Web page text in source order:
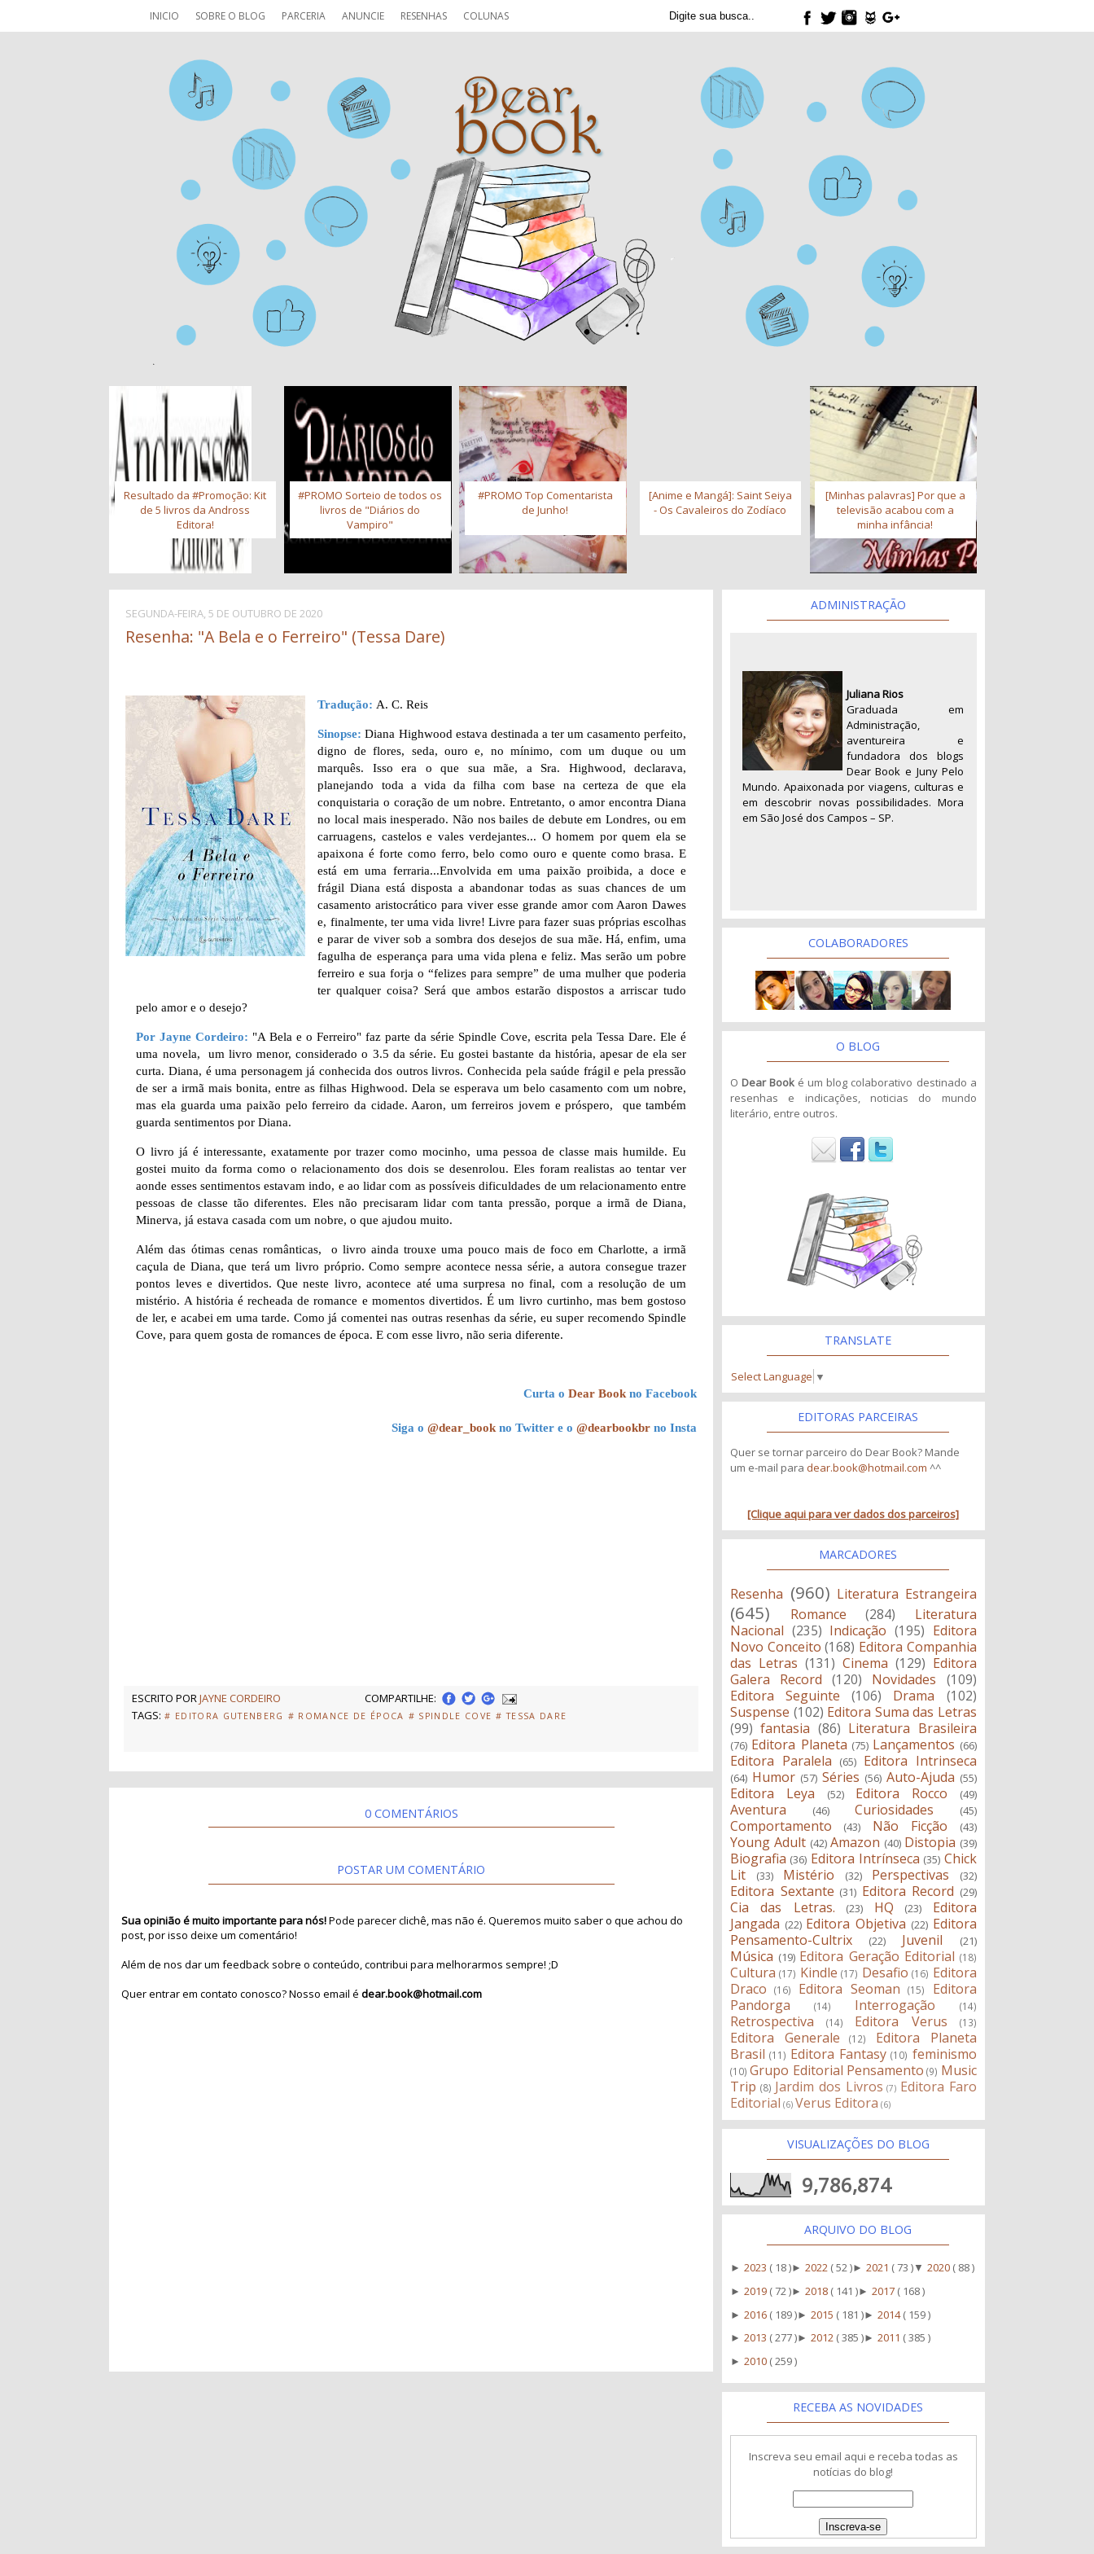
INICIO SOBRE O BLOG PARCERIA ANUNCIE RESENHAS COLUNAS
Resultado da #Promoção: Kit
de 5 livros da Andross
Editora!
#PROMO Sorteio de todos os
livros de "Diários do
Vampiro"
#PROMO Top Comentarista
de Junho!
[Anime e Mangá]: Saint Seiya
- Os Cavaleiros do Zodíaco
[Minhas palavras] Por que a
televisão acabou com a
minha infância!
SEGUNDA-FEIRA, 5 DE OUTUBRO DE 2020
Resenha: "A Bela e o Ferreiro" (Tessa Dare)
Tradução:A. C. Reis
Sinopse: Diana Highwood estava destinada a ter um casamento perfeito,
digno de flores, seda, ouro e, no mínimo, com um duque ou um
marquês. Isso era o que sua mãe, a Sra. Highwood, declarava,
planejando toda a vida da filha com base na certeza de que ela
conquistaria o coração de um nobre. Entretanto, o amor encontra Diana
no local mais inesperado. Não nos bailes de debute em Londres, ou em
carruagens, castelos e vales verdejantes... O homem por quem ela se
apaixona é forte como ferro, belo como ouro e quente como brasa. E
está em uma ferraria...Envolvida em uma paixão proibida, a doce e
frágil Diana está disposta a abandonar todas as suas chances de um
casamento aristocrático para viver esse grande amor com Aaron Dawes
e, finalmente, ter uma vida livre! Livre para fazer suas próprias escolhas
e parar de viver sob a sombra dos desejos de sua mãe. Há, enfim, uma
fagulha de esperança para uma vida plena e feliz. Mas serão um pobre
ferreiro e sua forja o “felizes para sempre” de uma mulher que poderia
ter qualquer coisa? Será que ambos estarão dispostos a arriscar tudo
pelo amor e o desejo?
Por Jayne Cordeiro: "A Bela e o Ferreiro" faz parte da série Spindle Cove, escrita pela Tessa Dare. Ele é
uma novela, um livro menor, considerado o 3.5 da série. Eu gostei bastante da história, apesar de ela ser
curta. Diana, é uma personagem já conhecida dos outros livros. Conhecida pela saúde frágil e pela pressão
de ser a irmã mais bonita, entre as filhas Highwood. Dela se esperava um belo casamento com um nobre,
mas ela guarda uma paixão pelo ferreiro da cidade. Aaron, um ferreiros jovem e próspero, que também
guarda sentimentos por Diana.
O livro já é interessante, exatamente por trazer como mocinho, uma pessoa de classe mais humilde. Eu
gostei muito da forma como o relacionamento dos dois se desenrolou. Eles foram realistas ao tentar ver
aonde esses sentimentos estavam indo, e ao lidar com as possíveis dificuldades de um relacionamento entre
pessoas de classe tão diferentes. Eles não precisaram lidar com tanta pressão, porque a irmã de Diana,
Minerva, já estava casada com um nobre, o que ajudou muito.
Além das ótimas cenas românticas, o livro ainda trouxe uma pouco mais de foco em Charlotte, a irmã
caçula de Diana, que terá um livro próprio. Como sempre acontece nessa série, a autora consegue trazer
pontos leves e divertidos. Que neste livro, acontece até uma surpresa no final, com a resolução de um
mistério. A história é recheada de romance e momentos divertidos. É um livro curtinho, mas bem gostoso
de ler, e acabei em uma tarde. Como já comentei nas outras resenhas da série, eu super recomendo Spindle
Cove, para quem gosta de romances de época. E com esse livro, não seria diferente.
Curta oDear Book no Facebook
Siga o@dear_book no Twitter e o@dearbookbr no Insta
ESCRITO PORJAYNE CORDEIRO
COMPARTILHE:
TAGS: # EDITORA GUTENBERG # ROMANCE DE ÉPOCA # SPINDLE COVE # TESSA DARE
0 COMENTÁRIOS
POSTAR UM COMENTÁRIO
Sua opinião é muito importante para nós!Pode parecer clichê, mas não é. Queremos muito saber o que achou do
post, por isso deixe um comentário!
Além de nos dar um feedback sobre o conteúdo, contribui para melhorarmos sempre! ;D
Quer entrar em contato conosco? Nosso email édear.book@hotmail.com
ADMINISTRAÇÃO
Juliana Rios
Graduada em
Administração,
aventureira e
fundadora dos blogs
Dear Book e Juny Pelo
Mundo. Apaixonada por viagens, culturas e
em descobrir novas possibilidades. Mora
em São José dos Campos – SP.
COLABORADORES
O BLOG
O Dear Book é um blog colaborativo destinado a
resenhas e indicações, noticias do mundo
literário, entre outros.
TRANSLATE
Select Language ▼
EDITORAS PARCEIRAS
Quer se tornar parceiro do Dear Book? Mande
um e-mail para dear.book@hotmail.com ^^
[Clique aqui para ver dados dos parceiros]
MARCADORES
Resenha (960) Literatura Estrangeira
(645) Romance (284)
Literatura
Nacional (235) Indicação (195) Editora
Novo Conceito (168) Editora Companhia
das Letras (131) Cinema (129) Editora
Galera Record
(120) Novidades
(109)
Editora Seguinte
(106) Drama
(102)
Suspense (102) Editora Suma das Letras
(99) fantasia (86) Literatura Brasileira
(76) Editora Planeta (75) Lançamentos (66)
Editora Paralela (65) Editora Intrinseca
(64) Humor (57) Séries (56) Auto-Ajuda (55)
Editora Leya (52) Editora Rocco (49)
Aventura (46) Curiosidades (45)
Comportamento (43) Não Ficção (43)
Young Adult (42) Amazon (40) Distopia (39)
Biografia (36) Editora Intrínseca (35) Chick
Lit
(33) Mistério (32) Perspectivas (32)
Editora Sextante (31) Editora Record (29)
Cia das Letras. (23) HQ (23)
Editora
Jangada (22) Editora Objetiva (22) Editora
Pensamento-Cultrix
(22) Juvenil (21)
Música (19) Editora Geração Editorial (18)
Cultura (17) Kindle (17) Desafio (16) Editora
Draco
(16) Editora Seoman (15)
Editora
Pandorga
(14) Interrogação (14)
Retrospectiva (14) Editora Verus (13)
Editora Generale (12)
Editora Planeta
Brasil (11) Editora Fantasy (10) feminismo
(10) Grupo Editorial Pensamento (9) Music
Trip (8) Jardim dos Livros (7) Editora Faro
Editorial (6) Verus Editora (6)
VISUALIZAÇÕES DO BLOG
9,786,874
ARQUIVO DO BLOG
►2023 ( 18 )►2022 ( 52 )►2021 ( 73 ) ▼2020 ( 88 )
►2019 ( 72 )►2018 ( 141 )►2017 ( 168 )
►2016 ( 189 )►2015 ( 181 )►2014( 159 )
►2013 ( 277 )►2012 ( 385 )►2011 ( 385 )
►2010 ( 259 )
RECEBA AS NOVIDADES
Inscreva seu email aqui e receba todas as
notícias do blog!